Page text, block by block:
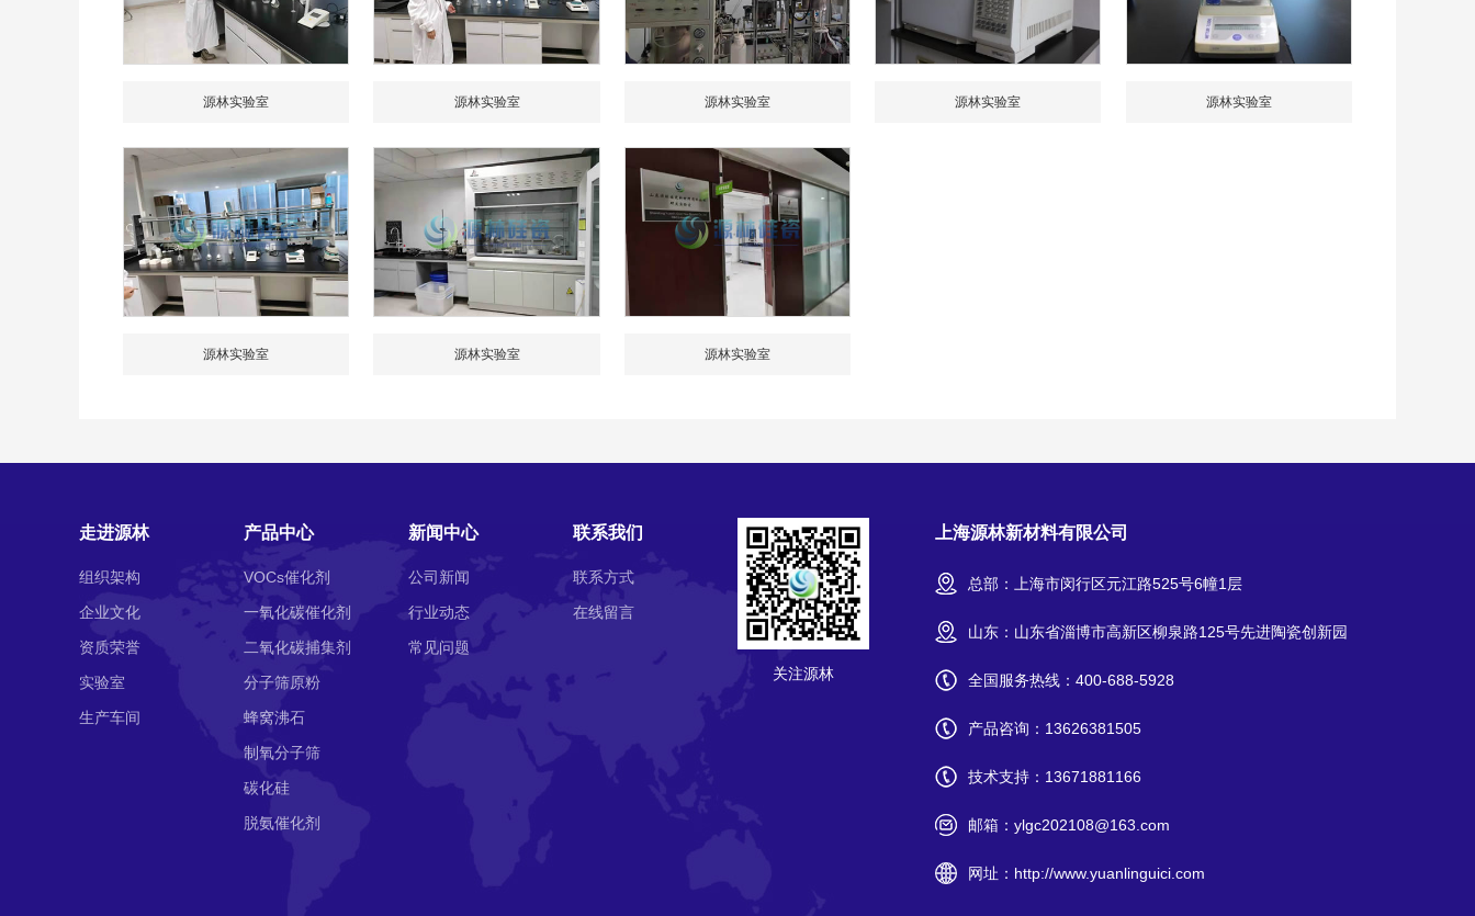
源林实验室 源林实验室 源林实验室 源林实验室 源林实验室
源林实验室 源林实验室 源林实验室
走进源林
组织架构
企业文化
资质荣誉
实验室
生产车间
产品中心
VOCs催化剂
一氧化碳催化剂
二氧化碳捕集剂
分子筛原粉
蜂窝沸石
制氧分子筛
碳化硅
脱氨催化剂
新闻中心
公司新闻
行业动态
常见问题
联系我们
联系方式
在线留言
关注源林
上海源林新材料有限公司
总部：上海市闵行区元江路525号6幢1层
山东：山东省淄博市高新区柳泉路125号先进陶瓷创新园
全国服务热线： 400-688-5928
产品咨询： 13626381505
技术支持： 13671881166
邮箱： ylgc202108@163.com
网址： http://www.yuanlinguici.com